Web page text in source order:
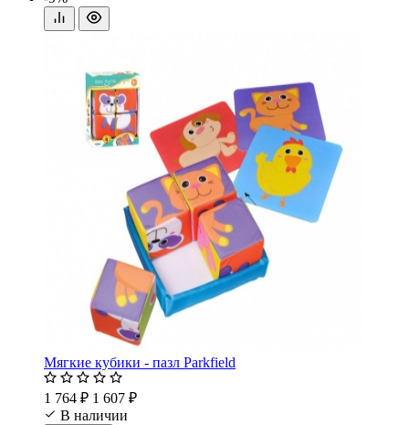
Мягкие кубики - пазл Parkfield
1 764 ₽ 1 607 ₽
В наличии